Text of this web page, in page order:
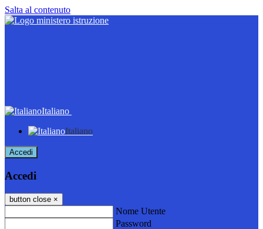
Salta al contenuto
Italiano
Italiano
Accedi
Accedi
button close ×
Nome Utente
Password